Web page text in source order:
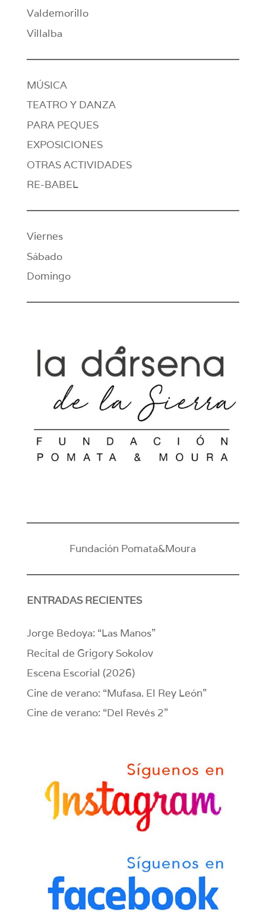
Valdemorillo
Villalba
MÚSICA
TEATRO Y DANZA
PARA PEQUES
EXPOSICIONES
OTRAS ACTIVIDADES
RE-BABEL
Viernes
Sábado
Domingo
Fundación Pomata&Moura
ENTRADAS RECIENTES
Jorge Bedoya: “Las Manos”
Recital de Grigory Sokolov
Escena Escorial (2026)
Cine de verano: “Mufasa. El Rey León”
Cine de verano: “Del Revés 2”